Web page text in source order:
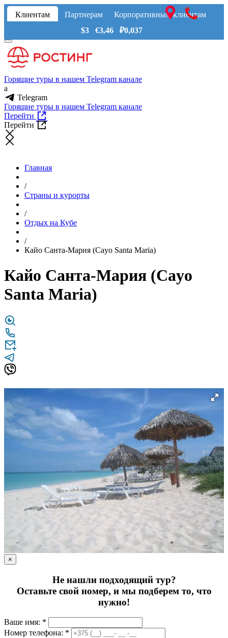
Клиентам Партнерам
Корпоративным клиентам
$3 €3,46 ₽0,037
Горящие туры в нашем Telegram канале
a
Telegram
Горящие туры в нашем Telegram канале
Перейти
Перейти
Главная
/
Страны и курорты
/
Отдых на Кубе
/
Кайо Санта-Мария (Cayo Santa Maria)
Кайо Санта-Мария (Cayo
Santa Maria)
×
Не нашли подходящий тур?
Оставьте свой номер, и мы подберем то, что
нужно!
Ваше имя: *
Номер телефона: *